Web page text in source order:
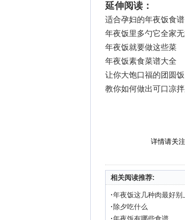
延伸阅读：
适合孕妇的年夜饭食谱
年夜饭里多勺它全家
年夜饭就要做这些菜
年夜饭素食菜谱大全
让你大饱口福的团圆饭
教你如何做出可口凉
详情请关
相关阅读推荐:
·年夜饭这几种肉最好别
· 除夕吃什么